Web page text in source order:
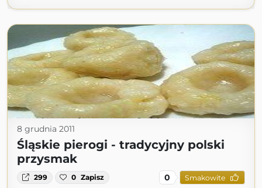
8 grudnia 2011
Śląskie pierogi - tradycyjny polski
przysmak
299 0 Zapisz 0 Smakowite